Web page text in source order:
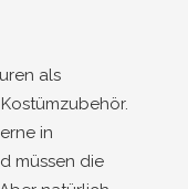
als
in
müssen die